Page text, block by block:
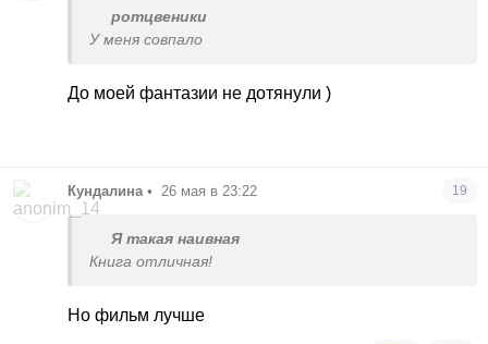
ротцвеники
У меня совпало
До моей фантазии не дотянули )
Кундалина • 26 мая в 23:22 19
Я такая наивная
Книга отличная!
Но фильм лучше